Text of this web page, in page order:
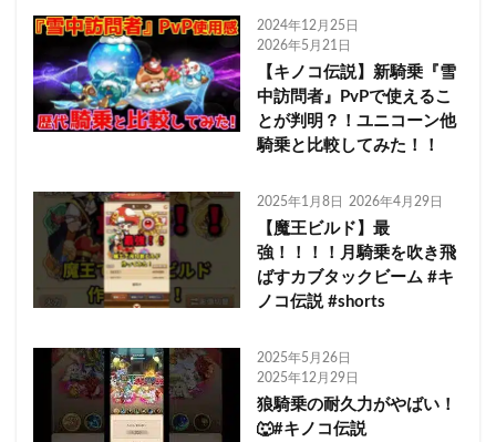
2024年12月25日
2026年5月21日
【キノコ伝説】新騎乗『雪
中訪問者』PvPで使えるこ
とが判明？！ユニコーン他
騎乗と比較してみた！！
2025年1月8日 2026年4月29日
【魔王ビルド】最
強！！！！月騎乗を吹き飛
ばすカブタックビーム #キ
ノコ伝説 #shorts
2025年5月26日
2025年12月29日
狼騎乗の耐久力がやばい！
🐺#キノコ伝説